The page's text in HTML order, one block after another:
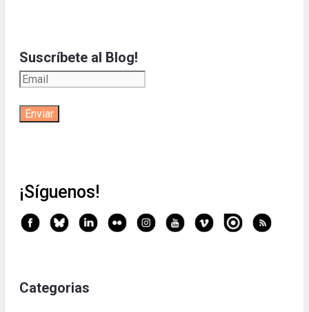
Suscríbete al Blog!
¡Síguenos!
Categorias